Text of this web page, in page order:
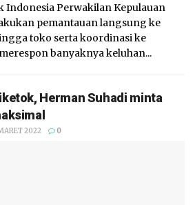
Indonesia Perwakilan Kepulauan
pemantauan langsung ke
toko serta koordinasi ke
banyaknya keluhan...
Herman Suhadi minta
2022 0